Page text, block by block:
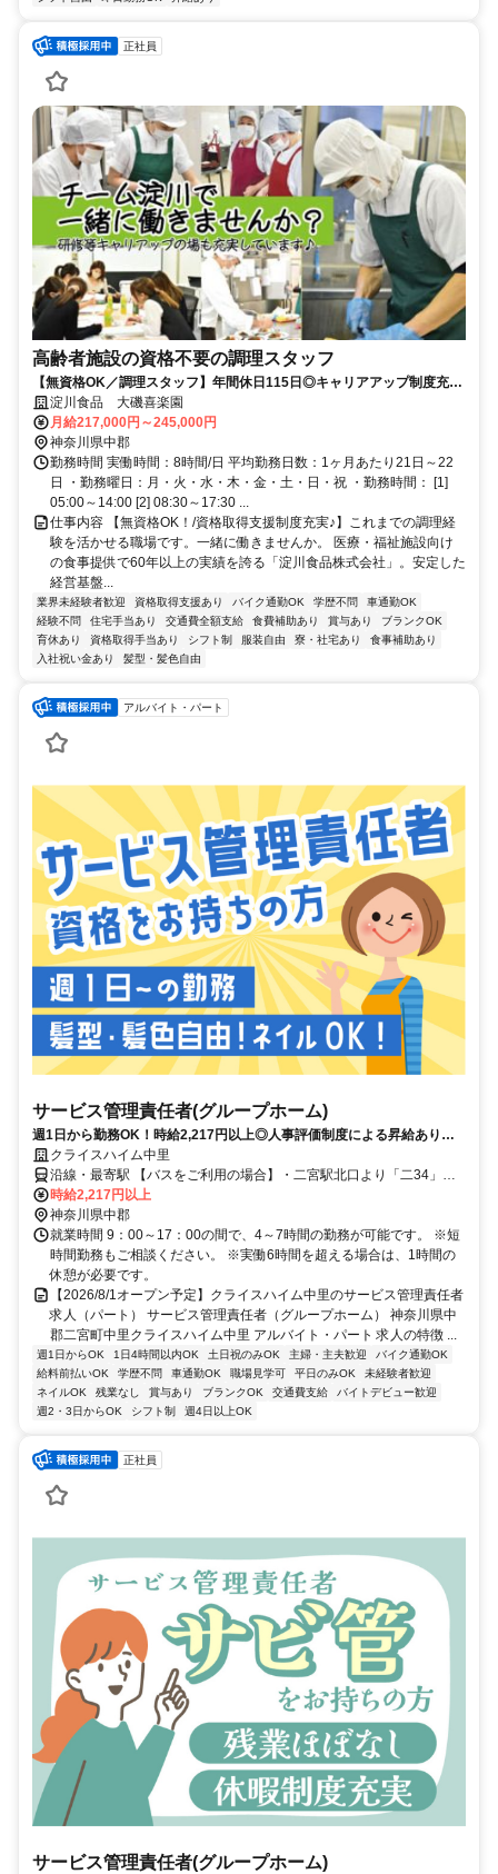
正社員
高齢者施設の資格不要の調理スタッフ
【無資格OK／調理スタッフ】年間休日115日◎キャリアアップ制度充
実。安心の社内研修制度あり。 「食」と「人」が好き。その想いを仕事
にしませんか。
淀川食品 大磯喜楽園
月給217,000円～245,000円
神奈川県中郡
勤務時間 実働時間：8時間/日 平均勤務日数：1ヶ月あたり21日～22
日 ・勤務曜日：月・火・水・木・金・土・日・祝 ・勤務時間： [1]
05:00～14:00 [2] 08:30～17:30 ...
仕事内容 【無資格OK！/資格取得支援制度充実♪】これまでの調理経
験を活かせる職場です。一緒に働きませんか。 医療・福祉施設向け
の食事提供で60年以上の実績を誇る「淀川食品株式会社」。安定した
経営基盤...
業界未経験者歓迎 資格取得支援あり バイク通勤OK 学歴不問
車通勤OK
経験不問
住宅手当あり 交通費全額支給 食費補助あり 賞与あり
ブランクOK
育休あり
資格取得手当あり シフト制 服装自由 寮・社宅あり
食事補助あり
入社祝い金あり
髪型・髪色自由
アルバイト・パート
サービス管理責任者(グループホーム)
週1日から勤務OK！時給2,217円以上◎人事評価制度による昇給あり！
服装・髪色・ネイル自由（規定あり）♪働きやすい環境づくりを進めてい
ます！
クライスハイム中里
沿線・最寄駅 【バスをご利用の場合】・二宮駅北口より「二34」緑
が丘二丁目［二宮町］行き乗車 乗車約4分で中里バス停下車 バス停下
車後徒歩約6分・二宮駅北口より二宮町コミュニティバス（右循環）
山西小学校前経由、団地中央行き乗車 乗車約9分で釜野隧道バス停下
車 バス停下車後徒歩約1分
時給2,217円以上
神奈川県中郡
就業時間 9：00～17：00の間で、4～7時間の勤務が可能です。 ※短
時間勤務もご相談ください。 ※実働6時間を超える場合は、1時間の
休憩が必要です。
【2026/8/1オープン予定】クライスハイム中里のサービス管理責任者
求人（パート） サービス管理責任者（グループホーム） 神奈川県中
郡二宮町中里クライスハイム中里 アルバイト・パート 求人の特徴 ...
週1日からOK 1日4時間以内OK 土日祝のみOK 主婦・主夫歓迎
バイク通勤OK
給料前払いOK
学歴不問 車通勤OK 職場見学可 平日のみOK
未経験者歓迎
ネイルOK
残業なし 賞与あり ブランクOK 交通費支給
バイトデビュー歓迎
週2・3日からOK
シフト制 週4日以上OK
正社員
サービス管理責任者(グループホーム)